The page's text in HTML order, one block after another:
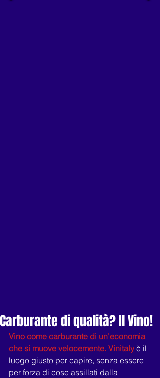
Carburante di qualità? Il Vino!
Vino come carburante di un'economia
che si muove velocemente. Vinitaly è il
luogo giusto per capire, senza essere
per forza di cose assillati dalla